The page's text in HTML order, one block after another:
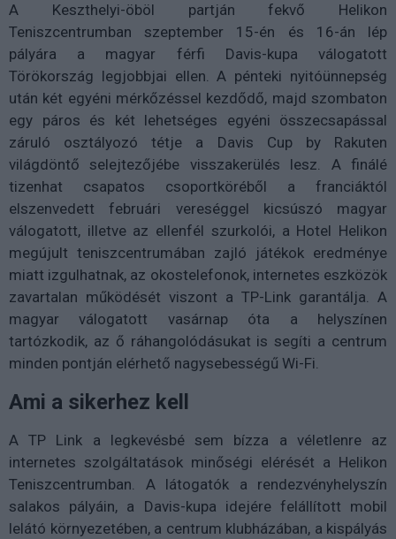
A Keszthelyi-öböl partján fekvő Helikon
Teniszcentrumban szeptember 15-én és 16-án lép
pályára a magyar férfi Davis-kupa válogatott
Törökország legjobbjai ellen. A pénteki nyitóünnepség
után két egyéni mérkőzéssel kezdődő, majd szombaton
egy páros és két lehetséges egyéni összecsapással
záruló osztályozó tétje a Davis Cup by Rakuten
világdöntő selejtezőjébe visszakerülés lesz. A finálé
tizenhat csapatos csoportköréből a franciáktól
elszenvedett februári vereséggel kicsúszó magyar
válogatott, illetve az ellenfél szurkolói, a Hotel Helikon
megújult teniszcentrumában zajló játékok eredménye
miatt izgulhatnak, az okostelefonok, internetes eszközök
zavartalan működését viszont a TP-Link garantálja. A
magyar válogatott vasárnap óta a helyszínen
tartózkodik, az ő ráhangolódásukat is segíti a centrum
minden pontján elérhető nagysebességű Wi-Fi.
Ami a sikerhez kell
A TP Link a legkevésbé sem bízza a véletlenre az
internetes szolgáltatások minőségi elérését a Helikon
Teniszcentrumban. A látogatók a rendezvényhelyszín
salakos pályáin, a Davis-kupa idejére felállított mobil
lelátó környezetében, a centrum klubházában, a kispályás